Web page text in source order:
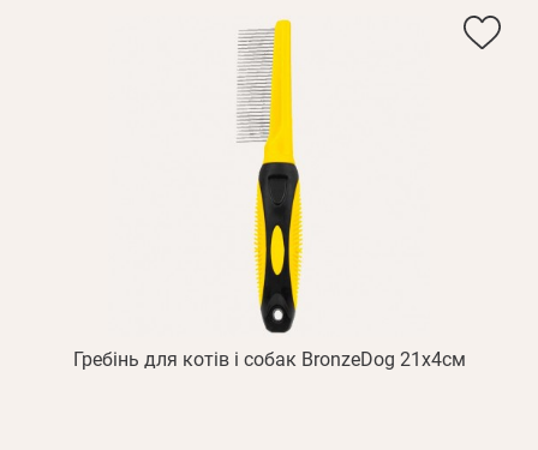
Гребінь для котів і собак BronzeDog 21x4см